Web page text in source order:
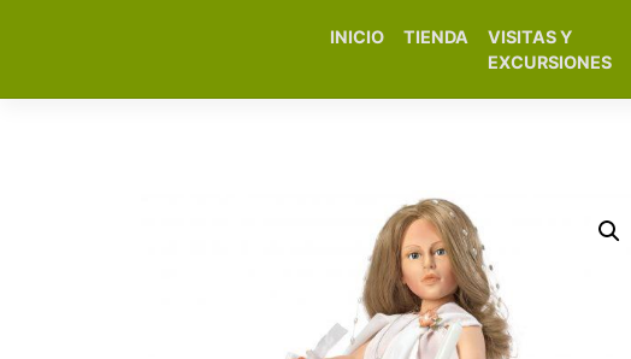
Elfa Experience – Onil – Alicante
INICIO TIENDA
VISITAS Y
EXCURSIONES